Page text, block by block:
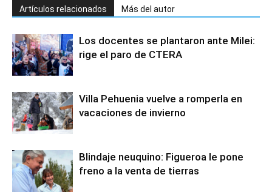
Artículos relacionados Más del autor
Los docentes se plantaron ante Milei:
rige el paro de CTERA
Villa Pehuenia vuelve a romperla en
vacaciones de invierno
Blindaje neuquino: Figueroa le pone
freno a la venta de tierras